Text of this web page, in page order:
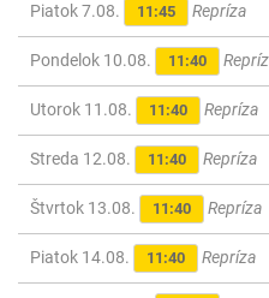
Piatok 7.08. 11:45 Repríza
Pondelok 10.08. 11:40
Utorok 11.08. 11:40 Repríza
Streda 12.08. 11:40 Repríza
Štvrtok 13.08. 11:40 Repríza
Piatok 14.08. 11:40 Repríza